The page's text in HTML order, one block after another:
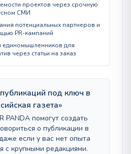
проектов через срочную
СМИ
потенциальных партнеров и
PR-кампаний
единомышленников для
через статьи на заказ
под ключ в
газета»
PANDA помогут создать
о публикации в
если у вас нет опыта
с крупными редакциями.